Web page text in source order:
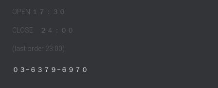
OPEN １７：３０
CLOSE ２４：００
(last order 23:00)
０３−６３７９−６９７０